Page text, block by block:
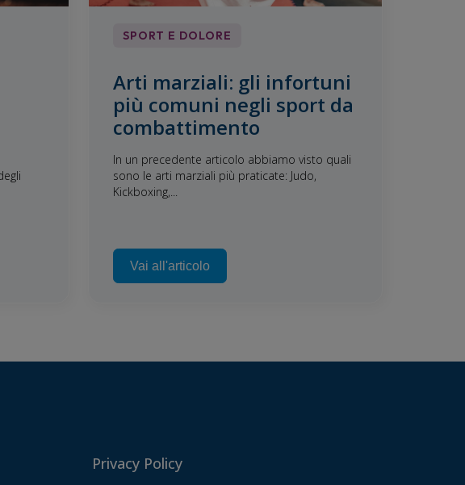
SPORT E DOLORE
Arti marziali: gli infortuni
più comuni negli sport da
combattimento
In un precedente articolo abbiamo visto quali
sono le arti marziali più praticate: Judo,
Kickboxing,...
Vai all'articolo
Privacy Policy